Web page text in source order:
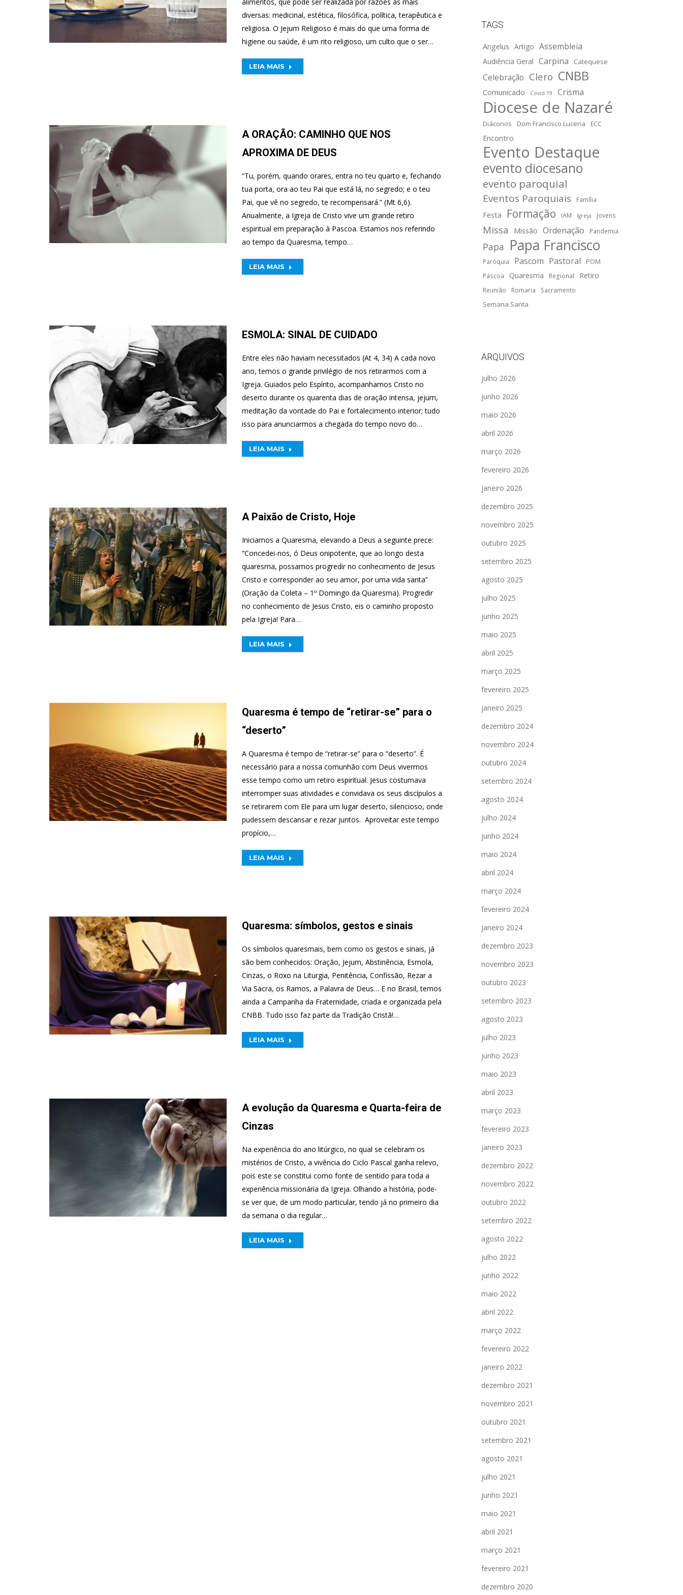
diversas: medicinal, estética, filosófica, política, terapêutica e
religiosa. O Jejum Religioso é mais do que uma forma de
higiene ou saúde, é um rito religioso, um culto que o ser…
LEIA MAIS
A ORAÇÃO: CAMINHO QUE NOS
APROXIMA DE DEUS
“Tu, porém, quando orares, entra no teu quarto e, fechando
tua porta, ora ao teu Pai que está lá, no segredo; e o teu
Pai, que vê no segredo, te recompensará.” (Mt 6,6).
Anualmente, a Igreja de Cristo vive um grande retiro
espiritual em preparação à Pascoa. Estamos nos referindo
ao tempo da Quaresma, tempo…
LEIA MAIS
ESMOLA: SINAL DE CUIDADO
Entre eles não haviam necessitados (At 4, 34) A cada novo
ano, temos o grande privilégio de nos retirarmos com a
Igreja. Guiados pelo Espírito, acompanhamos Cristo no
deserto durante os quarenta dias de oração intensa, jejum,
meditação da vontade do Pai e fortalecimento interior; tudo
isso para anunciarmos a chegada do tempo novo do…
LEIA MAIS
A Paixão de Cristo, Hoje
Iniciamos a Quaresma, elevando a Deus a seguinte prece:
“Concedei-nos, ó Deus onipotente, que ao longo desta
quaresma, possamos progredir no conhecimento de Jesus
Cristo e corresponder ao seu amor, por uma vida santa”
(Oração da Coleta – 1º Domingo da Quaresma). Progredir
no conhecimento de Jesus Cristo, eis o caminho proposto
pela Igreja! Para…
LEIA MAIS
Quaresma é tempo de “retirar-se” para o
“deserto”​
A Quaresma é tempo de “retirar-se” para o “deserto”. É
necessário para a nossa comunhão com Deus vivermos
esse tempo como um retiro espiritual. Jesus costumava
interromper suas atividades e convidava os seus discípulos a
se retirarem com Ele para um lugar deserto, silencioso, onde
pudessem descansar e rezar juntos. ​ Aproveitar este tempo
propício,…
LEIA MAIS
Quaresma: símbolos, gestos e sinais
Os símbolos quaresmais, bem como os gestos e sinais, já
são bem conhecidos: Oração, Jejum, Abstinência, Esmola,
Cinzas, o Roxo na Liturgia, Penitência, Confissão, Rezar a
Via Sacra, os Ramos, a Palavra de Deus… E no Brasil, temos
ainda a Campanha da Fraternidade, criada e organizada pela
CNBB. Tudo isso faz parte da Tradição Cristã!…
LEIA MAIS
A evolução da Quaresma e Quarta-feira de
Cinzas
Na experiência do ano litúrgico, no qual se celebram os
mistérios de Cristo, a vivência do Ciclo Pascal ganha relevo,
pois este se constitui como fonte de sentido para toda a
experiência missionária da Igreja. Olhando a história, pode-
se ver que, de um modo particular, tendo já no primeiro dia
da semana o dia regular…
LEIA MAIS
TAGS
Angelus Artigo Assembleia
Audiência Geral Carpina Catequese
Celebração Clero CNBB
Comunicado Covid-19 Crisma
Diocese de Nazaré
Diáconos Dom Francisco Lucena ECC
Encontro
Evento Destaque
evento diocesano
evento paroquial
Eventos Paroquiais Família
Festa Formação IAM Igreja Jovens
Missa Missão Ordenação Pandemia
Papa Papa Francisco
Paróquia Pascom Pastoral POM
Páscoa Quaresma Regional Retiro
Reunião Romaria Sacramento
Semana Santa
ARQUIVOS
julho 2026
junho 2026
maio 2026
abril 2026
março 2026
fevereiro 2026
janeiro 2026
dezembro 2025
novembro 2025
outubro 2025
setembro 2025
agosto 2025
julho 2025
junho 2025
maio 2025
abril 2025
março 2025
fevereiro 2025
janeiro 2025
dezembro 2024
novembro 2024
outubro 2024
setembro 2024
agosto 2024
julho 2024
junho 2024
maio 2024
abril 2024
março 2024
fevereiro 2024
janeiro 2024
dezembro 2023
novembro 2023
outubro 2023
setembro 2023
agosto 2023
julho 2023
junho 2023
maio 2023
abril 2023
março 2023
fevereiro 2023
janeiro 2023
dezembro 2022
novembro 2022
outubro 2022
setembro 2022
agosto 2022
julho 2022
junho 2022
maio 2022
abril 2022
março 2022
fevereiro 2022
janeiro 2022
dezembro 2021
novembro 2021
outubro 2021
setembro 2021
agosto 2021
julho 2021
junho 2021
maio 2021
abril 2021
março 2021
fevereiro 2021
dezembro 2020